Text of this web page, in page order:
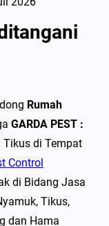
Rumah
GARDA PEST :
di Tempat
Control
di Bidang Jasa
Tikus,
dan Hama